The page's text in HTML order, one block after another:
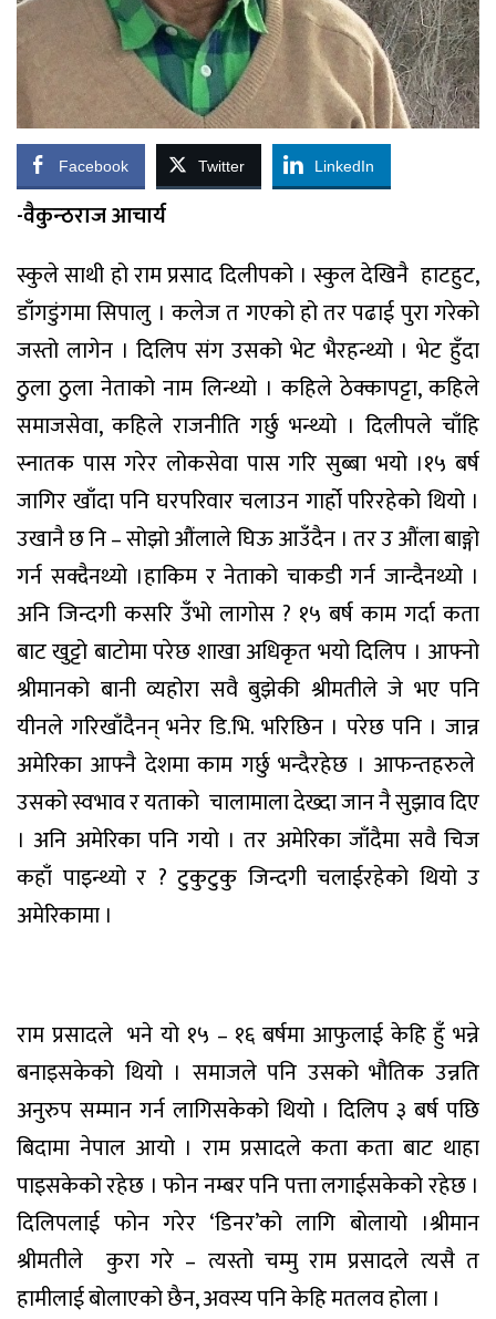
Facebook Twitter LinkedIn
-वैकुन्ठराज आचार्य
स्कुले साथी हो राम प्रसाद दिलीपको । स्कुल देखिनै हाटहुट,
डाँगडुंगमा सिपालु । कलेज त गएको हो तर पढाई पुरा गरेको
जस्तो लागेन । दिलिप संग उसको भेट भैरहन्थ्यो । भेट हुँदा
ठुला ठुला नेताको नाम लिन्थ्यो । कहिले ठेक्कापट्टा, कहिले
समाजसेवा, कहिले राजनीति गर्छु भन्थ्यो । दिलीपले चाँहि
स्नातक पास गरेर लोकसेवा पास गरि सुब्बा भयो ।१५ बर्ष
जागिर खाँदा पनि घरपरिवार चलाउन गार्हो परिरहेको थियो ।
उखानै छ नि – सोझो औंलाले घिऊ आउँदैन । तर उ औंला बाङ्गो
गर्न सक्दैनथ्यो ।हाकिम र नेताको चाकडी गर्न जान्दैनथ्यो ।
अनि जिन्दगी कसरि उँभो लागोस ? १५ बर्ष काम गर्दा कता
बाट खुट्टो बाटोमा परेछ शाखा अधिकृत भयो दिलिप । आफ्नो
श्रीमानको बानी व्यहोरा सवै बुझेकी श्रीमतीले जे भए पनि
यीनले गरिखाँदैनन् भनेर डि.भि. भरिछिन । परेछ पनि । जान्न
अमेरिका आफ्नै देशमा काम गर्छु भन्दैरहेछ । आफन्तहरुले
उसको स्वभाव र यताको चालामाला देख्दा जान नै सुझाव दिए
। अनि अमेरिका पनि गयो । तर अमेरिका जाँदैमा सवै चिज
कहाँ पाइन्थ्यो र ? टुकुटुकु जिन्दगी चलाईरहेको थियो उ
अमेरिकामा ।
राम प्रसादले भने यो १५ – १६ बर्षमा आफुलाई केहि हुँ भन्ने
बनाइसकेको थियो । समाजले पनि उसको भौतिक उन्नति
अनुरुप सम्मान गर्न लागिसकेको थियो । दिलिप ३ बर्ष पछि
बिदामा नेपाल आयो । राम प्रसादले कता कता बाट थाहा
पाइसकेको रहेछ । फोन नम्बर पनि पत्ता लगाईसकेको रहेछ ।
दिलिपलाई फोन गरेर ‘डिनर’को लागि बोलायो ।श्रीमान
श्रीमतीले
कुरा गरे – त्यस्तो चम्मु राम प्रसादले त्यसै त
हामीलाई बोलाएको छैन, अवस्य पनि केहि मतलव होला ।